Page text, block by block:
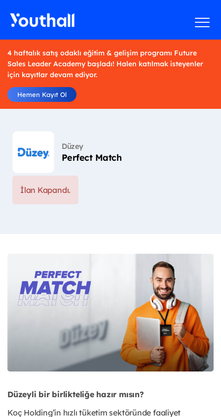
4 haftalık satış odaklı eğitim & gelişim programı Future
Sales Leader Academy başladı! Halen katılmak isteyenler
için kayıtlar devam ediyor.
Hemen Kayıt Ol
Düzey
Perfect Match
İlan Kapandı.
Düzeyli bir birlikteliğe hazır mısın?
Koç Holding’in hızlı tüketim sektöründe faaliyet